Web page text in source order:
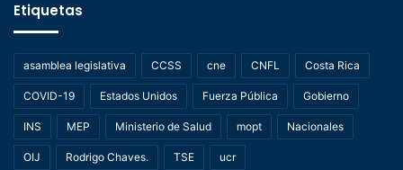
Etiquetas
asamblea legislativa CCSS cne CNFL Costa Rica
COVID-19 Estados Unidos Fuerza Pública Gobierno
INS MEP Ministerio de Salud mopt Nacionales
OIJ Rodrigo Chaves. TSE ucr